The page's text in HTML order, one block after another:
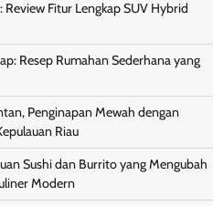
Fitur Lengkap SUV Hybrid
Resep Rumahan Sederhana yang
Penginapan Mewah dengan
Riau
Sushi dan Burrito yang Mengubah
Modern